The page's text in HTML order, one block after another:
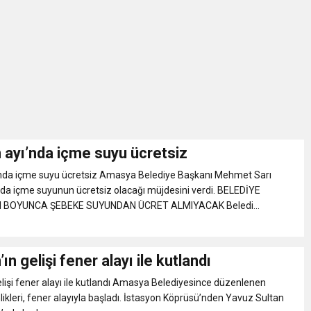
“Amasya’nın Gururları: Dereceye Giren Öğrenciler İçin Anlamlı
Festivali
listesi
ayı’nda içme suyu ücretsiz
içme suyu ücretsiz Amasya Belediye Başkanı Mehmet Sarı
içme suyunun ücretsiz olacağı müjdesini verdi. BELEDİYE
ŞEBEKE SUYUNDAN ÜCRET ALMIYACAK Beledi...
gelişi fener alayı ile kutlandı
fener alayı ile kutlandı Amasya Belediyesince düzenlenen
fener alayıyla başladı. İstasyon Köprüsü’nden Yavuz Sultan